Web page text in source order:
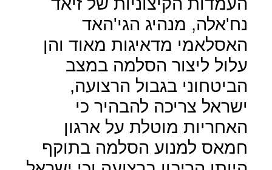
נח'אלה, מנהיג הגי'האד
האסלאמי מדאיגות מאוד והן
עלול ליצור הסלמה במצב
הביטחוני בגבול הרצועה,
ישראל צריכה להבהיר כי
האחריות מוטלת על ארגון
חמאס למנוע הסלמה בתוקף